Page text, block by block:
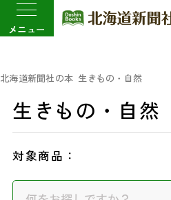
メニュー
北海道新聞社の本 生きもの・自然
生きもの・自然
対象商品：